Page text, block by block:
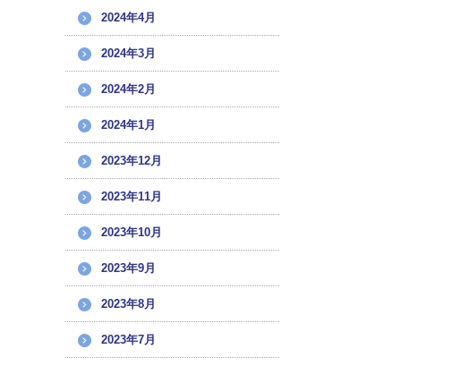
2024年4月
2024年3月
2024年2月
2024年1月
2023年12月
2023年11月
2023年10月
2023年9月
2023年8月
2023年7月